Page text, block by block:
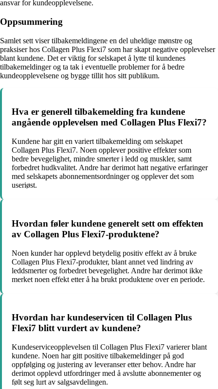
ansvar for kundeopplevelsene.
Oppsummering
Samlet sett viser tilbakemeldingene en del uheldige mønstre og
praksiser hos Collagen Plus Flexi7 som har skapt negative opplevelser
blant kundene. Det er viktig for selskapet å lytte til kundenes
tilbakemeldinger og ta tak i eventuelle problemer for å bedre
kundeopplevelsene og bygge tillit hos sitt publikum.
Hva er generell tilbakemelding fra kundene
angående opplevelsen med Collagen Plus Flexi7?
Kundene har gitt en variert tilbakemelding om selskapet
Collagen Plus Flexi7. Noen opplever positive effekter som
bedre bevegelighet, mindre smerter i ledd og muskler, samt
forbedret hudkvalitet. Andre har derimot hatt negative erfaringer
med selskapets abonnementsordninger og opplever det som
useriøst.
Hvordan føler kundene generelt sett om effekten
av Collagen Plus Flexi7-produktene?
Noen kunder har opplevd betydelig positiv effekt av å bruke
Collagen Plus Flexi7-produkter, blant annet ved lindring av
leddsmerter og forbedret bevegelighet. Andre har derimot ikke
merket noen effekt etter å ha brukt produktene over en periode.
Hvordan har kundeservicen til Collagen Plus
Flexi7 blitt vurdert av kundene?
Kundeserviceopplevelsen til Collagen Plus Flexi7 varierer blant
kundene. Noen har gitt positive tilbakemeldinger på god
oppfølging og justering av leveranser etter behov. Andre har
derimot opplevd utfordringer med å avslutte abonnementer og
følt seg lurt av salgsavdelingen.